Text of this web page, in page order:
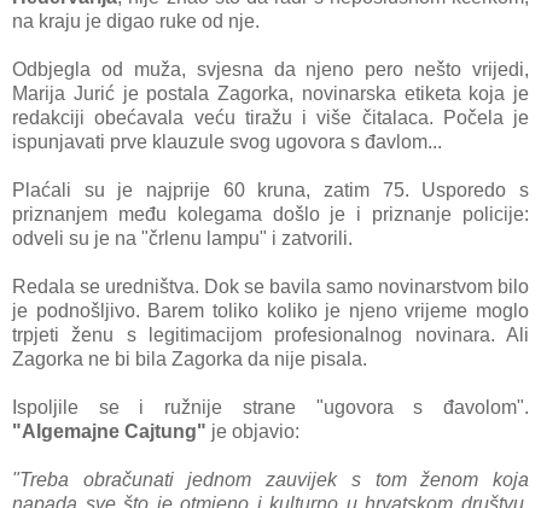
na kraju je digao ruke od nje.
Odbjegla od muža, svjesna da njeno pero nešto vrijedi,
Marija Jurić je postala Zagorka, novinarska etiketa koja je
redakciji obećavala veću tiražu i više čitalaca. Počela je
ispunjavati prve klauzule svog ugovora s đavlom...
Plaćali su je najprije 60 kruna, zatim 75. Usporedo s
priznanjem među kolegama došlo je i priznanje policije:
odveli su je na "črlenu lampu" i zatvorili.
Redala se uredništva. Dok se bavila samo novinarstvom bilo
je podnošljivo. Barem toliko koliko je njeno vrijeme moglo
trpjeti ženu s legitimacijom profesionalnog novinara. Ali
Zagorka ne bi bila Zagorka da nije pisala.
Ispoljile se i ružnije strane "ugovora s đavolom".
"Algemajne Cajtung" je objavio:
"Treba obračunati jednom zauvijek s tom ženom koja
napada sve što je otmjeno i kulturno u hrvatskom društvu.